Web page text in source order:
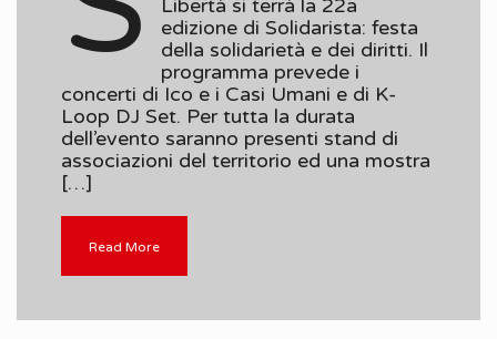
Libertà si terrà la 22a
edizione di Solidarista: festa
della solidarietà e dei diritti. Il
programma prevede i
concerti di Ico e i Casi Umani e di K-
Loop DJ Set. Per tutta la durata
dell’evento saranno presenti stand di
associazioni del territorio ed una mostra
[…]
Read More